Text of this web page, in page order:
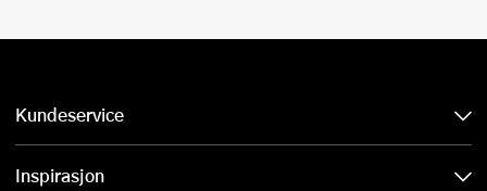
Kundeservice
Inspirasjon